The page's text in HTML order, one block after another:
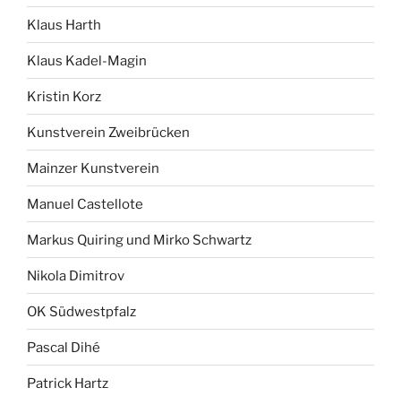
Klaus Harth
Klaus Kadel-Magin
Kristin Korz
Kunstverein Zweibrücken
Mainzer Kunstverein
Manuel Castellote
Markus Quiring und Mirko Schwartz
Nikola Dimitrov
OK Südwestpfalz
Pascal Dihé
Patrick Hartz